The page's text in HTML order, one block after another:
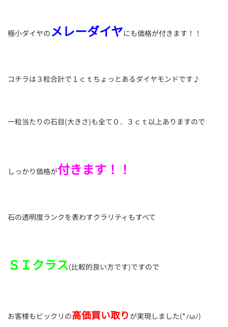
極小ダイヤのメレーダイヤにも価格が付きます！！
コチラは３粒合計で１ｃｔちょっとあるダイヤモンドです♪
一粒当たりの石目(大きさ)も全て０．３ｃｔ以上ありますので
しっかり価格が付きます！！
石の透明度ランクを表わすクラリティもすべて
ＳＩクラス(比較的良い方です)ですので
お客様もビックリの高価買い取り が実現しました(*ﾉωﾉ)